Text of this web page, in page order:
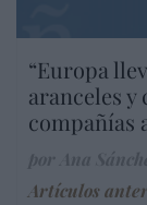
“Europa
aranceles
compañías
Artículos